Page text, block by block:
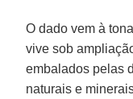
O dado vem à
vive sob
embalados pelas
naturais e